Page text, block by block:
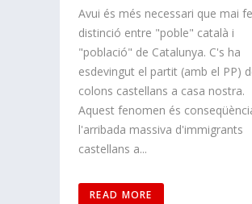
Avui és més necessari que mai
distinció entre "poble" català i
"població" de Catalunya. C's ha
esdevingut el partit (amb el PP)
colons castellans a casa nostra.
Aquest fenomen és
l'arribada massiva d'immigrants
castellans a...
READ MORE